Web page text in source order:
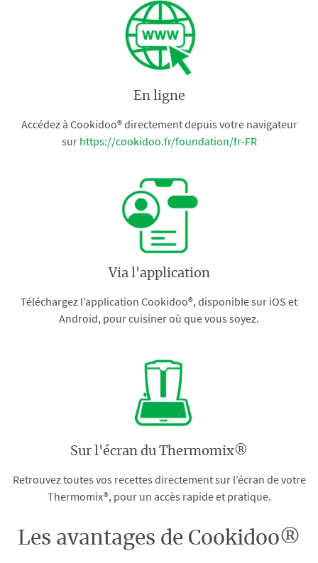
En ligne
Accédez à Cookidoo® directement depuis votre navigateur
sur https://cookidoo.fr/foundation/fr-FR
Via l'application
Téléchargez l’application Cookidoo®, disponible sur iOS et
Android, pour cuisiner où que vous soyez.
Sur l'écran du Thermomix®
Retrouvez toutes vos recettes directement sur l’écran de votre
Thermomix®, pour un accès rapide et pratique.
Les avantages de Cookidoo®